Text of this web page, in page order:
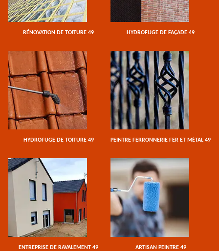
RÉNOVATION DE TOITURE 49 HYDROFUGE DE FAÇADE 49
HYDROFUGE DE TOITURE 49 PEINTRE FERRONNERIE FER ET MÉTAL 49
ENTREPRISE DE RAVALEMENT 49 ARTISAN PEINTRE 49